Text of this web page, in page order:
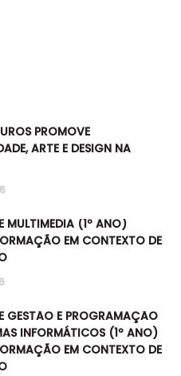
PROMOVE
ARTE E DESIGN NA
MULTIMÉDIA (1º ANO)
EM CONTEXTO DE
GESTÃO E PROGRAMAÇÃO
INFORMÁTICOS (1º ANO)
EM CONTEXTO DE